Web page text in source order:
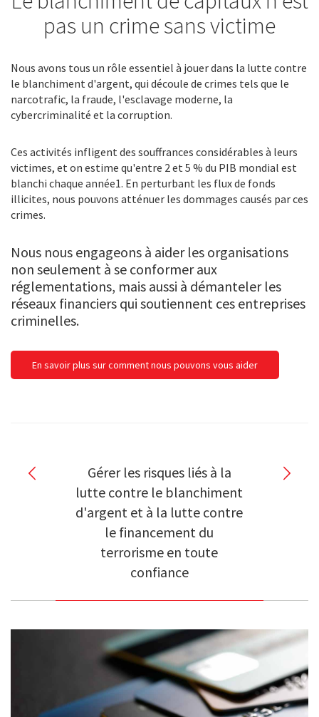
pas un crime sans victime
Nous avons tous un rôle essentiel à jouer dans la lutte contre
le blanchiment d'argent, qui découle de crimes tels que le
narcotrafic, la fraude, l'esclavage moderne, la
cybercriminalité et la corruption.
Ces activités infligent des souffrances considérables à leurs
victimes, et on estime qu'entre 2 et 5 % du PIB mondial est
blanchi chaque année1. En perturbant les flux de fonds
illicites, nous pouvons atténuer les dommages causés par ces
crimes.
Nous nous engageons à aider les organisations
non seulement à se conformer aux
réglementations, mais aussi à démanteler les
réseaux financiers qui soutiennent ces entreprises
criminelles.
En savoir plus sur comment nous pouvons vous aider
Gérer les risques liés à la
lutte contre le blanchiment
d'argent et à la lutte contre
le financement du
terrorisme en toute
confiance